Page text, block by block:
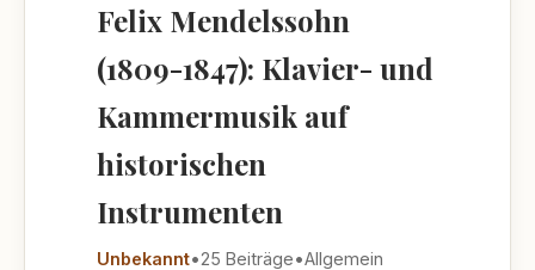
Felix Mendelssohn
(1809-1847): Klavier- und
Kammermusik auf
historischen
Instrumenten
Unbekannt•25 Beiträge•Allgemein